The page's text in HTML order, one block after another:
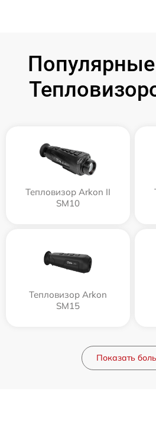
Тепловизор Arkon II
SM10
Тепловизор Arkon
SM15
Показать